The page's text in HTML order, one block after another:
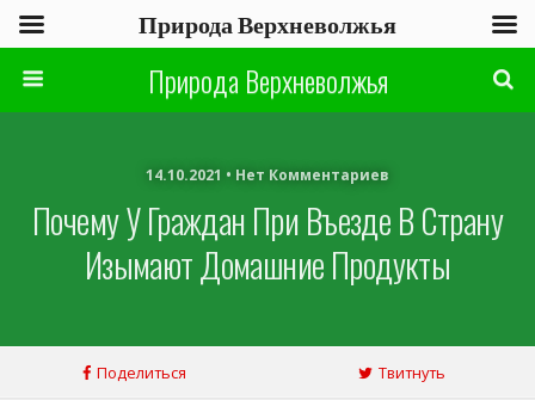
Природа Верхневолжья
14.10.2021 • Нет Комментариев
Почему У Граждан При Въезде В Страну
Изымают Домашние Продукты
Поделиться Твитнуть
Природа Верхневолжья